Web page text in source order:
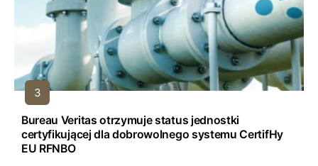
Bureau Veritas otrzymuje status jednostki
certyfikującej dla dobrowolnego systemu CertifHy
EU RFNBO